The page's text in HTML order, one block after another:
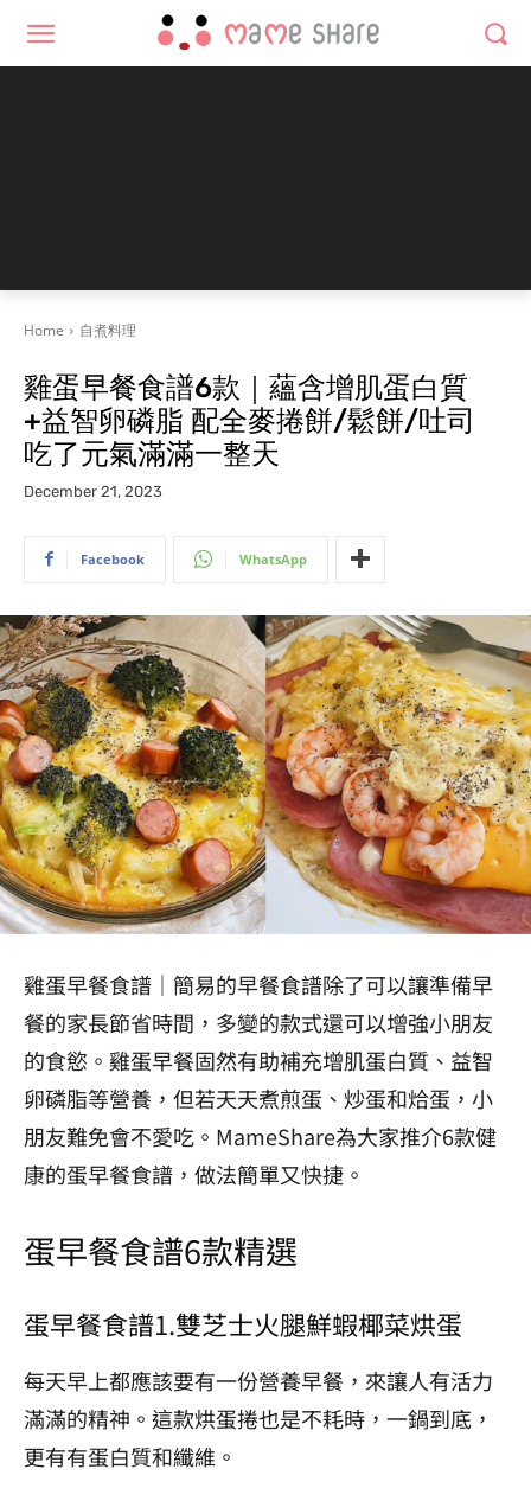
Home 自煮料理
雞蛋早餐食譜6款｜蘊含增肌蛋白質
+益智卵磷脂 配全麥捲餅/鬆餅/吐司
吃了元氣滿滿一整天
December 21, 2023
Facebook WhatsApp
雞蛋早餐食譜｜簡易的早餐食譜除了可以讓準備早
餐的家長節省時間，多變的款式還可以增強小朋友
的食慾。雞蛋早餐固然有助補充增肌蛋白質、益智
卵磷脂等營養，但若天天煮煎蛋、炒蛋和烚蛋，小
朋友難免會不愛吃。MameShare為大家推介6款健
康的蛋早餐食譜，做法簡單又快捷。
蛋早餐食譜6款精選
蛋早餐食譜1.雙芝士火腿鮮蝦椰菜烘蛋
每天早上都應該要有一份營養早餐，來讓人有活力
滿滿的精神。這款烘蛋捲也是不耗時，一鍋到底，
更有有蛋白質和纖維。